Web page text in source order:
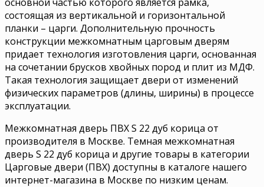
состоящая из вертикальной и горизонтальной
планки – царги. Дополнительную прочность
конструкции межкомнатным царговым дверям
придает технология изготовления царги, основанная
на сочетании брусков хвойных пород и плит из МДФ.
Такая технология защищает двери от изменений
физических параметров (длины, ширины) в процессе
эксплуатации.
Межкомнатная дверь ПВХ S 22 дуб корица от
производителя в Москве. Темная межкомнатная
дверь S 22 дуб корица и другие товары в категории
Царговые двери (ПВХ) доступны в каталоге нашего
интернет-магазина в Москве по низким ценам.